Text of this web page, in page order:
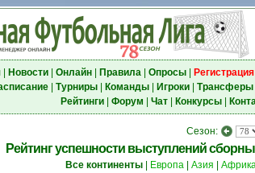
| Новости| Онлайн| Правила| Опросы|
| Турниры| Команды| Игроки| Трансферы|
Рейтинги| Форум Чат| Конкурсы|
Сезон:
Рейтинг успешности выступлений
Все континенты| Европа| Азия